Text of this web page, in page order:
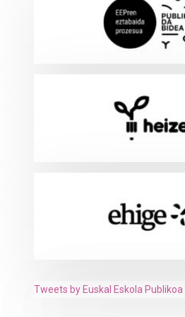
Tweets by Euskal Eskola Publikoa